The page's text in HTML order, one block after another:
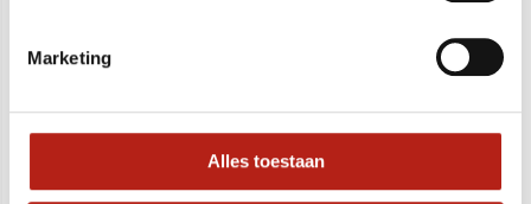
Marketing
Alles toestaan